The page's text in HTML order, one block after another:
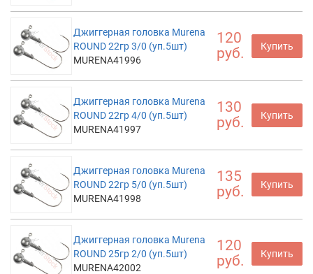
Джиггерная головка Murena
ROUND 22гр 3/0 (уп.5шт)
MURENA41996
120
руб.
Купить
Джиггерная головка Murena
ROUND 22гр 4/0 (уп.5шт)
MURENA41997
130
руб.
Купить
Джиггерная головка Murena
ROUND 22гр 5/0 (уп.5шт)
MURENA41998
135
руб.
Купить
Джиггерная головка Murena
ROUND 25гр 2/0 (уп.5шт)
MURENA42002
120
руб.
Купить